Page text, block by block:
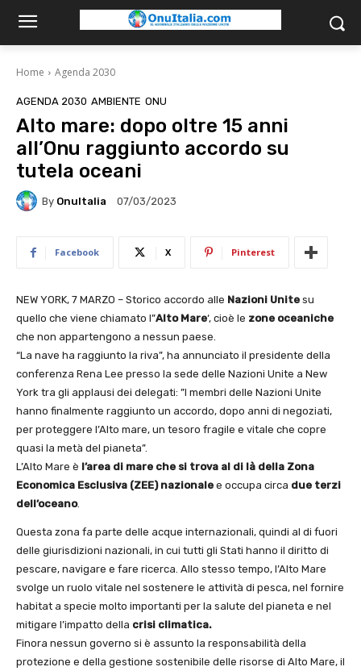
Home Agenda 2030
AGENDA 2030 AMBIENTE ONU
Alto mare: dopo oltre 15 anni
all’Onu raggiunto accordo su
tutela oceani
By OnuItalia 07/03/2023
Facebook X Pinterest
NEW YORK, 7 MARZO – Storico accordo alle Nazioni Unite su
quello che viene chiamato l”Alto Mare‘, cioè le zone oceaniche
che non appartengono a nessun paese.
“La nave ha raggiunto la riva”, ha annunciato il presidente della
conferenza Rena Lee presso la sede delle Nazioni Unite a New
York tra gli applausi dei delegati: ”I membri delle Nazioni Unite
hanno finalmente raggiunto un accordo, dopo anni di negoziati,
per proteggere l’Alto mare, un tesoro fragile e vitale che copre
quasi la metà del pianeta”.
L’Alto Mare è l’area di mare che si trova al di là della Zona
Economica Esclusiva (ZEE) nazionale e occupa circa due terzi
dell’oceano.
Questa zona fa parte delle acque internazionali, quindi al di fuori
delle giurisdizioni nazionali, in cui tutti gli Stati hanno il diritto di
pescare, navigare e fare ricerca. Allo stesso tempo, l’Alto Mare
svolge un ruolo vitale nel sostenere le attività di pesca, nel fornire
habitat a specie molto importanti per la salute del pianeta e nel
mitigare l’impatto della crisi climatica.
Finora nessun governo si è assunto la responsabilità della
protezione e della gestione sostenibile delle risorse di Alto Mare, il